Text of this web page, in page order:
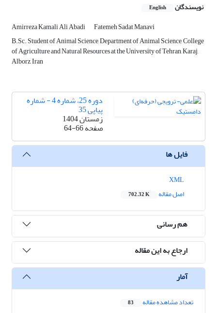
نویسندگان English
Amirreza Kamali Ali Abadi
Fatemeh Sadat Manavi
B.Sc. Student of Animal Science, Department of Animal Science, College
of Agriculture and Natural Resources at the University of Tehran, Karaj,
Alborz, Iran
دوره 25، شماره 4 - شماره
پیاپی 35
زمستان 1404
صفحه64-66
فایل ها
اصل مقاله
702.32 K
هم رسانی
ارجاع به این مقاله
آمار
تعداد مشاهده مقاله 83